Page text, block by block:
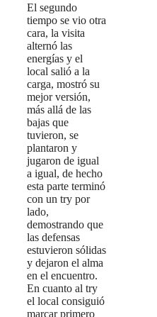
El segundo
tiempo se vio otra
cara, la visita
alternó las
energías y el
local salió a la
carga, mostró su
mejor versión,
más allá de las
bajas que
tuvieron, se
plantaron y
jugaron de igual
a igual, de hecho
esta parte terminó
con un try por
lado,
demostrando que
las defensas
estuvieron sólidas
y dejaron el alma
en el encuentro.
En cuanto al try
el local consiguió
marcar primero